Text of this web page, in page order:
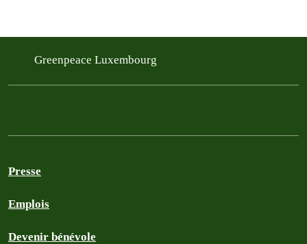
Greenpeace Luxembourg
Presse
Emplois
Devenir bénévole